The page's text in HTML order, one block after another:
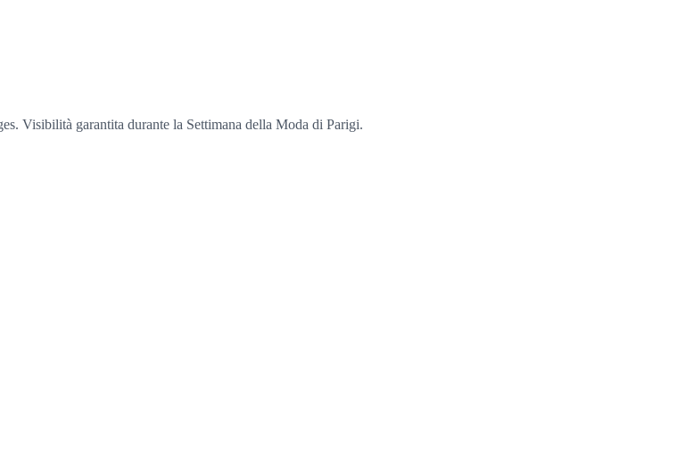
Visibilità garantita durante la Settimana della Moda di Parigi.